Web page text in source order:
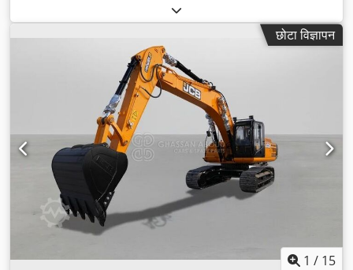
छोटा विज्ञापन
1 / 15